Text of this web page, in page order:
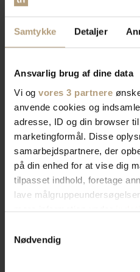
Samtykke Detaljer
Ansvarlig brug af dine data
Vi og vores 3 partnere
anvende cookies og
adresse, ID og din browser
marketingformål. Disse
samarbejdspartnere, der
på din enhed for at vise dig
tilpasset indhold, foretage
lave
tilbage eller ændre
"Cookiedeklaration", eller
Nødvendig